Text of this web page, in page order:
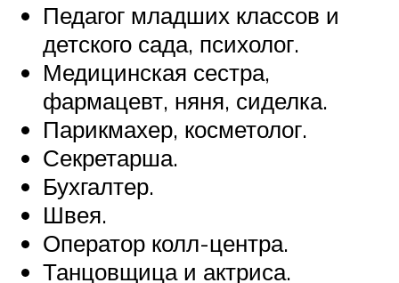
Педагог младших классов и
детского сада, психолог.
Медицинская сестра,
фармацевт, няня, сиделка.
Парикмахер, косметолог.
Секретарша.
Бухгалтер.
Швея.
Оператор колл-центра.
Танцовщица и актриса.